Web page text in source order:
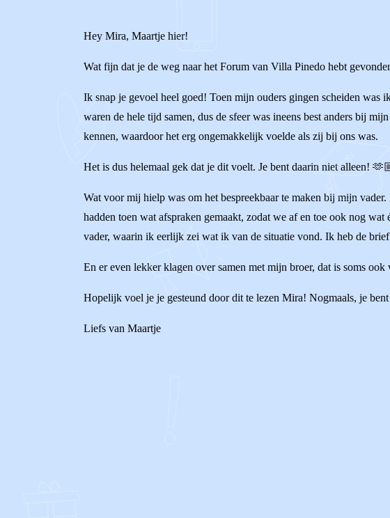
Hey Mira, Maartje hier!
Wat fijn dat je de weg naar het Forum van Villa Pinedo hebt
Ik snap je gevoel heel goed! Toen mijn ouders gingen scheiden
waren de hele tijd samen, dus de sfeer was ineens best anders bij
kennen, waardoor het erg ongemakkelijk voelde als zij bij ons was.
Het is dus helemaal gek dat je dit voelt. Je bent daarin niet alleen!
Wat voor mij hielp was om het bespreekbaar te maken bij mijn
hadden toen wat afspraken gemaakt, zodat we af en toe ook nog
vader, waarin ik eerlijk zei wat ik van de situatie vond. Ik heb de
En er even lekker klagen over samen met mijn broer, dat is soms
Hopelijk voel je je gesteund door dit te lezen Mira! Nogmaals, je
Liefs van Maartje